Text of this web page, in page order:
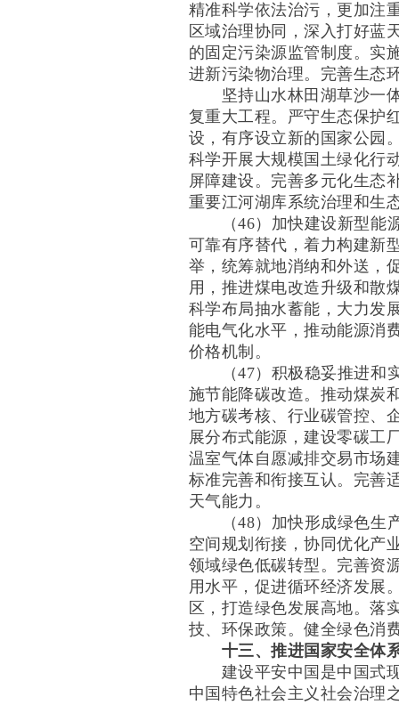
精准科学依法治污，更加注
区域治理协同，深入打好蓝
的固定污染源监管制度。实
进新污染物治理。完善生态
坚持山水林田湖草沙一体
复重大工程。严守生态保护
设，有序设立新的国家公园
科学开展大规模国土绿化行
屏障建设。完善多元化生态
重要江河湖库系统治理和生
（46）加快建设新型能源
可靠有序替代，着力构建新
举，统筹就地消纳和外送，
用，推进煤电改造升级和散
科学布局抽水蓄能，大力发
能电气化水平，推动能源消
价格机制。
（47）积极稳妥推进和实
施节能降碳改造。推动煤炭
地方碳考核、行业碳管控、
展分布式能源，建设零碳工
温室气体自愿减排交易市场
标准完善和衔接互认。完善
天气能力。
（48）加快形成绿色生产
空间规划衔接，协同优化产
领域绿色低碳转型。完善资
用水平，促进循环经济发展
区，打造绿色发展高地。落
技、环保政策。健全绿色消
十三、推进国家安全体
建设平安中国是中国式现
中国特色社会主义社会治理